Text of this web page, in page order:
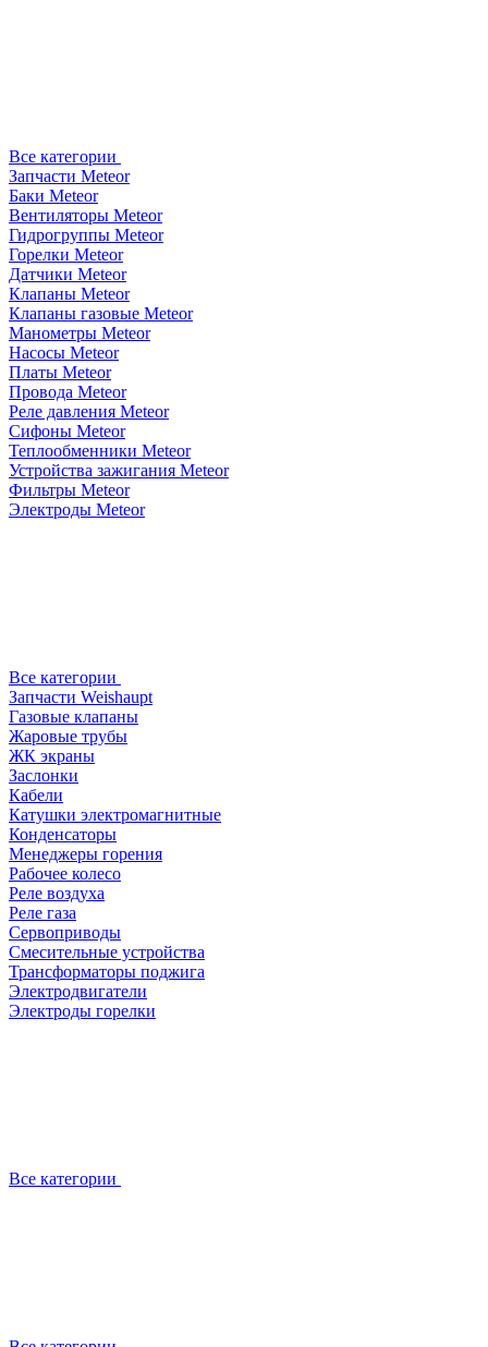
Все категории
Запчасти Meteor
Баки Meteor
Вентиляторы Meteor
Гидрогруппы Meteor
Горелки Meteor
Датчики Meteor
Клапаны Meteor
Клапаны газовые Meteor
Манометры Meteor
Насосы Meteor
Платы Meteor
Провода Meteor
Реле давления Meteor
Сифоны Meteor
Теплообменники Meteor
Устройства зажигания Meteor
Фильтры Meteor
Электроды Meteor
Все категории
Запчасти Weishaupt
Газовые клапаны
Жаровые трубы
ЖК экраны
Заслонки
Кабели
Катушки электромагнитные
Конденсаторы
Менеджеры горения
Рабочее колесо
Реле воздухa
Реле газа
Сервоприводы
Смесительные устройства
Трансформаторы поджига
Электродвигатели
Электроды горелки
Все категории